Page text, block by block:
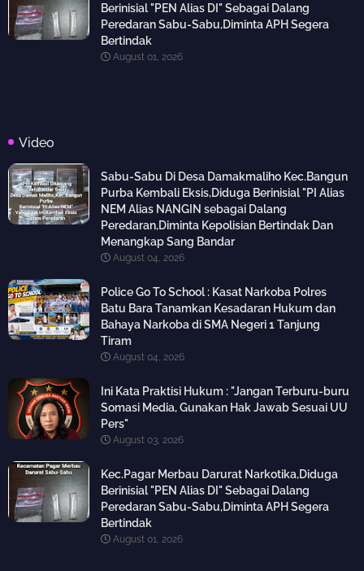
Berinisial "PEN Alias DI" Sebagai Dalang
Peredaran Sabu-Sabu,Diminta APH Segera
Bertindak
August 01, 2026
Video
Sabu-Sabu Di Desa Damakmaliho Kec.Bangun
Purba Kembali Eksis,Diduga Berinisial "PI Alias
NEM Alias NANGIN sebagai Dalang
Peredaran,Diminta Kepolisian Bertindak Dan
Menangkap Sang Bandar
August 04, 2026
Police Go To School : Kasat Narkoba Polres
Batu Bara Tanamkan Kesadaran Hukum dan
Bahaya Narkoba di SMA Negeri 1 Tanjung
Tiram
August 04, 2026
Ini Kata Praktisi Hukum : "Jangan Terburu-buru
Somasi Media, Gunakan Hak Jawab Sesuai UU
Pers"
August 03, 2026
Kec.Pagar Merbau Darurat Narkotika,Diduga
Berinisial "PEN Alias DI" Sebagai Dalang
Peredaran Sabu-Sabu,Diminta APH Segera
Bertindak
August 01, 2026